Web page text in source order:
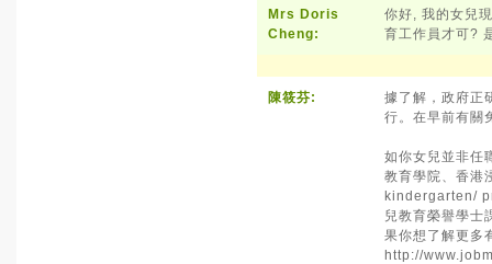
Mrs Doris
Cheng:
你好, 我的女兒
育工作員才可?
陳筱芬:
據了解，政府正
行。在早前有關
如你女兒並非任
教育學院、香
kindergarten/
兒教育榮譽學士
果你想了解更多
http://